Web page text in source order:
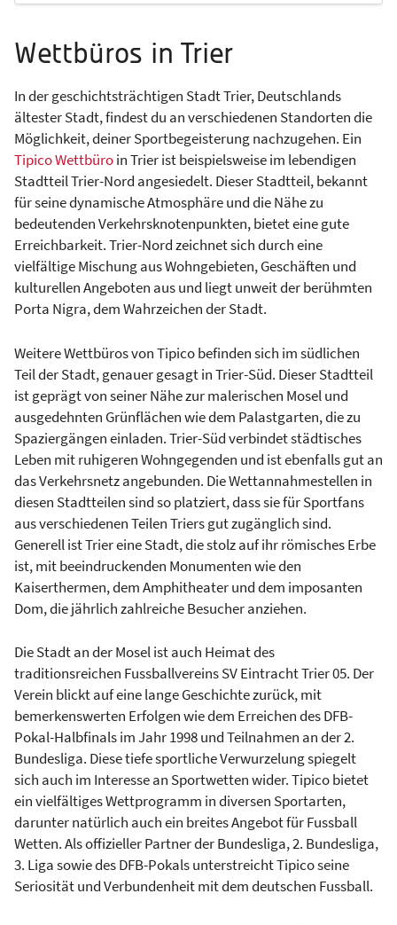
Wettbüros in Trier
In der geschichtsträchtigen Stadt Trier, Deutschlands
ältester Stadt, findest du an verschiedenen Standorten die
Möglichkeit, deiner Sportbegeisterung nachzugehen. Ein
Tipico Wettbüroin Trier ist beispielsweise im lebendigen
Stadtteil Trier-Nord angesiedelt. Dieser Stadtteil, bekannt
für seine dynamische Atmosphäre und die Nähe zu
bedeutenden Verkehrsknotenpunkten, bietet eine gute
Erreichbarkeit. Trier-Nord zeichnet sich durch eine
vielfältige Mischung aus Wohngebieten, Geschäften und
kulturellen Angeboten aus und liegt unweit der berühmten
Porta Nigra, dem Wahrzeichen der Stadt.
Weitere Wettbüros von Tipico befinden sich im südlichen
Teil der Stadt, genauer gesagt in Trier-Süd. Dieser Stadtteil
ist geprägt von seiner Nähe zur malerischen Mosel und
ausgedehnten Grünflächen wie dem Palastgarten, die zu
Spaziergängen einladen. Trier-Süd verbindet städtisches
Leben mit ruhigeren Wohngegenden und ist ebenfalls gut an
das Verkehrsnetz angebunden. Die Wettannahmestellen in
diesen Stadtteilen sind so platziert, dass sie für Sportfans
aus verschiedenen Teilen Triers gut zugänglich sind.
Generell ist Trier eine Stadt, die stolz auf ihr römisches Erbe
ist, mit beeindruckenden Monumenten wie den
Kaiserthermen, dem Amphitheater und dem imposanten
Dom, die jährlich zahlreiche Besucher anziehen.
Die Stadt an der Mosel ist auch Heimat des
traditionsreichen Fussballvereins SV Eintracht Trier 05. Der
Verein blickt auf eine lange Geschichte zurück, mit
bemerkenswerten Erfolgen wie dem Erreichen des DFB-
Pokal-Halbfinals im Jahr 1998 und Teilnahmen an der 2.
Bundesliga. Diese tiefe sportliche Verwurzelung spiegelt
sich auch im Interesse an Sportwetten wider. Tipico bietet
ein vielfältiges Wettprogramm in diversen Sportarten,
darunter natürlich auch ein breites Angebot für Fussball
Wetten. Als offizieller Partner der Bundesliga, 2. Bundesliga,
3. Liga sowie des DFB-Pokals unterstreicht Tipico seine
Seriosität und Verbundenheit mit dem deutschen Fussball.